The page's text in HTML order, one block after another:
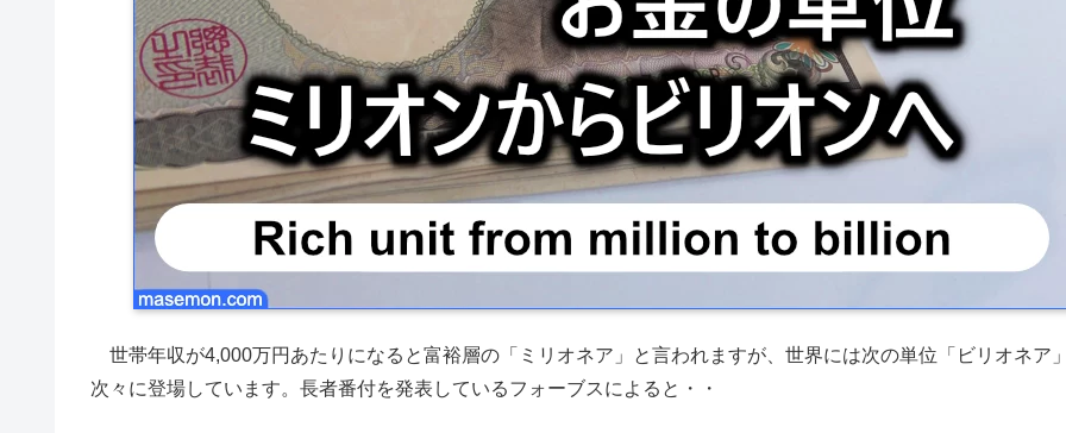
世帯年収が4,000万円あたりになると富裕層の「ミリオネア」と言われますが、世界には次の単位「ビリオネア
次々に登場しています。長者番付を発表しているフォーブスによると・・